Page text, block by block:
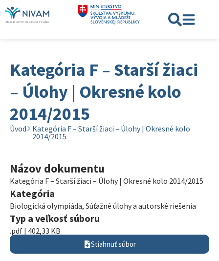
Kategória F – Starší žiaci
– Úlohy | Okresné kolo
2014/2015
Úvod
Kategória F – Starší žiaci – Úlohy | Okresné kolo
2014/2015
Názov dokumentu
Kategória F – Starší žiaci – Úlohy | Okresné kolo 2014/2015
Kategória
Biologická olympiáda, Súťažné úlohy a autorské riešenia
Typ a veľkosť súboru
.pdf | 402,33 KB
Stiahnuť súbor